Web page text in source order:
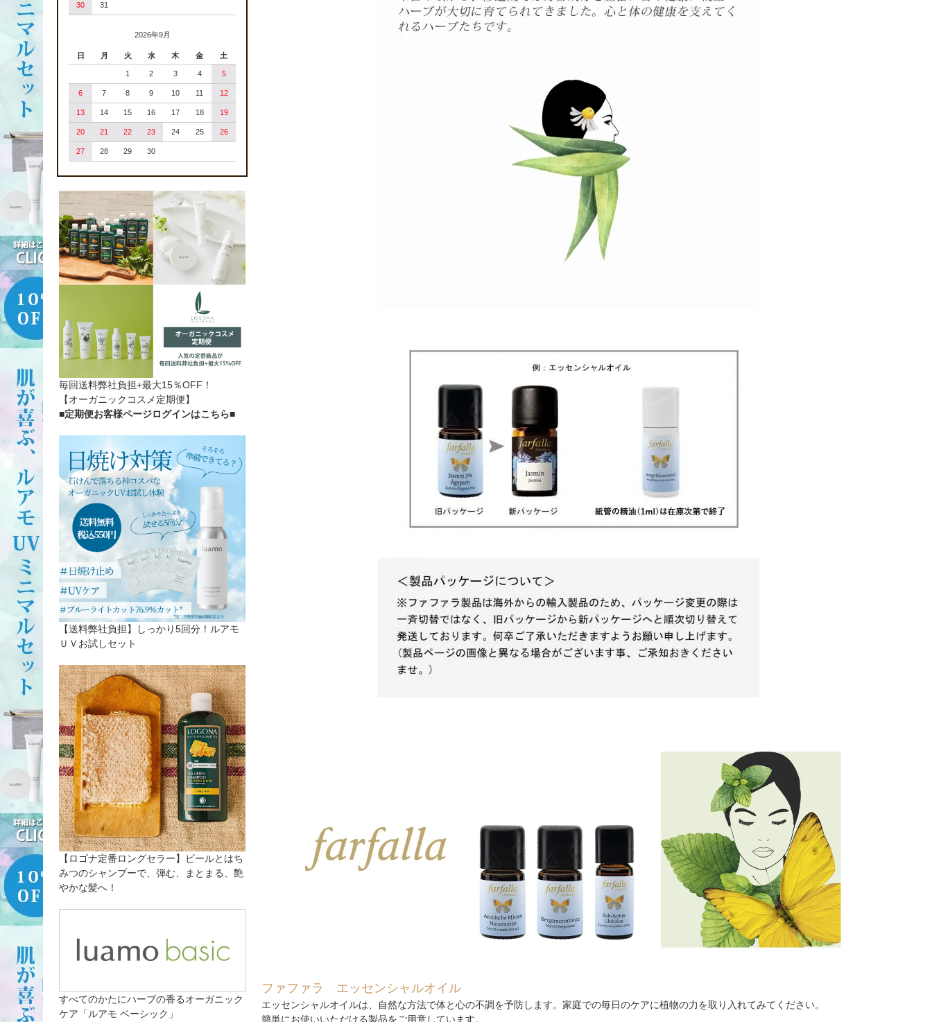
ファファラ エッセンシャルオイル
エッセンシャルオイルは、自然な方法で体と心の不調を予防します。家庭での毎日のケアに植物の力を取り入れてみてください。
簡単にお使いいただける製品をご用意しています。
30 31
2026年9月
日 月 火 水 木 金 土
1 2 3 4 5
6 7 8 9 10 11 12
13 14 15 16 17 18 19
20 21 22 23 24 25 26
27 28 29 30
毎回送料弊社負担+最大15％OFF！
【オーガニックコスメ定期便】
■定期便お客様ページログインはこちら■
【送料弊社負担】しっかり5回分！ルアモ
ＵＶお試しセット
【ロゴナ定番ロングセラー】ビールとはち
みつのシャンプーで、弾む、まとまる、艶
やかな髪へ！
すべてのかたにハーブの香るオーガニック
ケア「ルアモ ベーシック」